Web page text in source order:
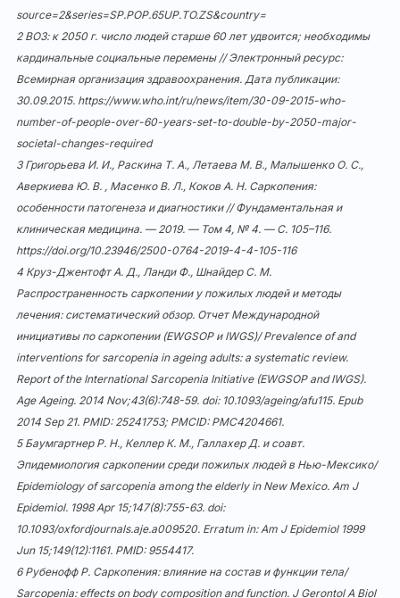
source=2&series=SP.POP.65UP.TO.ZS&country=
2 ВОЗ: к 2050 г. число людей старше 60 лет удвоится; необходимы
кардинальные социальные перемены // Электронный ресурс:
Всемирная организация здравоохранения. Дата публикации:
30.09.2015. https://www.who.int/ru/news/item/30-09-2015-who-
number-of-people-over-60-years-set-to-double-by-2050-major-
societal-changes-required
3 Григорьева И. И., Раскина Т. А., Летаева М. В., Малышенко О. С.,
Аверкиева Ю. В. , Масенко В. Л., Коков А. Н. Саркопения:
особенности патогенеза и диагностики // Фундаментальная и
клиническая медицина. — 2019. — Том 4, № 4. — С. 105–116.
https://doi.org/10.23946/2500-0764-2019-4-4-105-116
4 Круз-Джентофт А. Д., Ланди Ф., Шнайдер С. М.
Распространенность саркопении у пожилых людей и методы
лечения: систематический обзор. Отчет Международной
инициативы по саркопении (EWGSOP и IWGS)/ Prevalence of and
interventions for sarcopenia in ageing adults: a systematic review.
Report of the International Sarcopenia Initiative (EWGSOP and IWGS).
Age Ageing. 2014 Nov;43(6):748-59. doi: 10.1093/ageing/afu115. Epub
2014 Sep 21. PMID: 25241753; PMCID: PMC4204661.
5 Баумгартнер Р. Н., Келлер К. М., Галлахер Д. и соавт.
Эпидемиология саркопении среди пожилых людей в Нью-Мексико/
Epidemiology of sarcopenia among the elderly in New Mexico. Am J
Epidemiol. 1998 Apr 15;147(8):755-63. doi:
10.1093/oxfordjournals.aje.a009520. Erratum in: Am J Epidemiol 1999
Jun 15;149(12):1161. PMID: 9554417.
6 Рубенофф Р. Саркопения: влияние на состав и функции тела/
Sarcopenia: effects on body composition and function. J Gerontol A Biol